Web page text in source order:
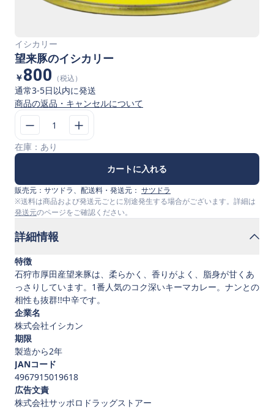
イシカリー
望来豚のイシカリー
￥800 （税込）
通常3-5日以内に発送
商品の返品・キャンセルについて
1
在庫： あり
カートに入れる
販売元： サツドラ、配送料・発送元： サツドラ
※送料は商品および発送元ごとに別途発生する場合がございます。詳細は
発送元のページをご確認ください。
詳細情報
特徴
石狩市厚田産望来豚は、柔らかく、香りがよく、脂身が甘くあ
っさりしています。1番人気のコク深いキーマカレー。ナンとの
相性も抜群!!中辛です。
企業名
株式会社イシカン
期限
製造から2年
JANコード
4967915019618
広告文責
株式会社サッポロドラッグストアー